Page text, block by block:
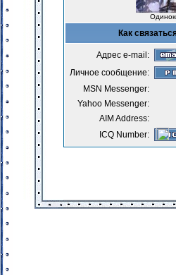
Как
Адрес e-mail:
Личное сообщение:
MSN Messenger:
Yahoo Messenger:
AIM Address:
ICQ Number: